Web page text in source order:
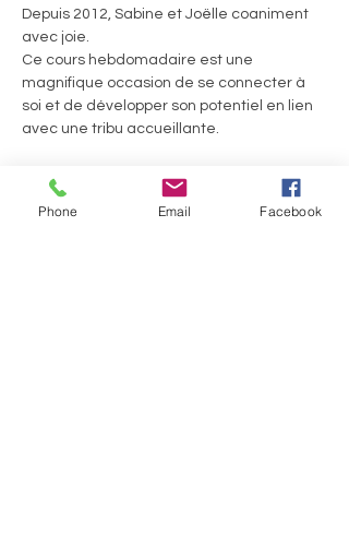
Depuis 2012, Sabine et Joëlle coaniment
avec joie.
Ce cours hebdomadaire est une
magnifique occasion de se connecter à
soi et de développer son potentiel en lien
avec une tribu accueillante.
Prix : 15euros/vivencia en abonnement
trimestriel ou 20€ la séance unique
Welcome Pack 60euros pour 4 séances
Phone Email Facebook